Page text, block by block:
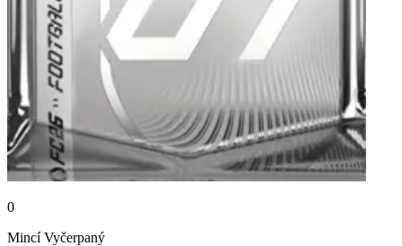
0
Mincí Vyčerpaný